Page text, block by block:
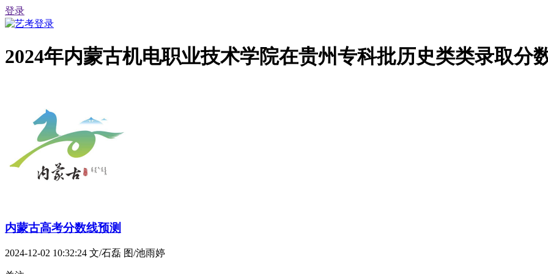
登录
2024年内蒙古机电职业技术学院在贵州专科批历史类类录取分
内蒙古高考分数线预测
2024-12-02 10:32:24 文/石磊 图/池雨婷